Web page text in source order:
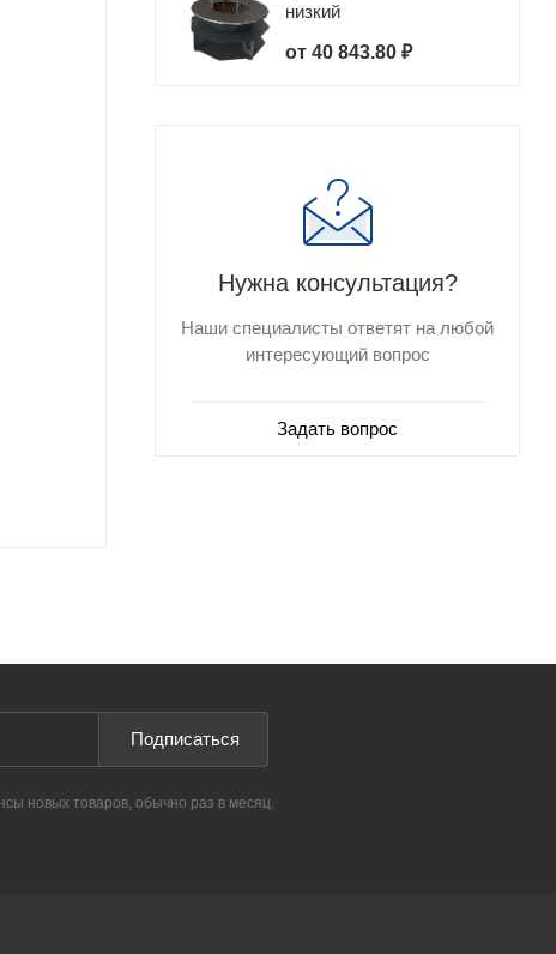
низкий
от 40 843.80 ₽
Нужна консультация?
Наши специалисты ответят на любой
интересующий вопрос
Задать вопрос
Подписаться
новых товаров, обычно раз в месяц.